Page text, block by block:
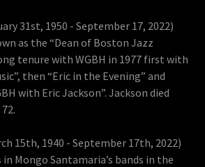
31st, 1950 - September 17, 2022)
as the “Dean of Boston Jazz
tenure with WGBH in 1977 first with
then “Eric in the Evening” and
with Eric Jackson”. Jackson died
15th, 1940 - September 17th, 2022)
Mongo Santamaria’s bands in the